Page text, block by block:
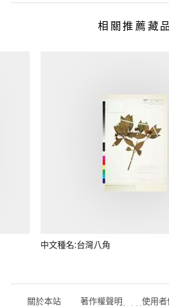
相關推薦藏
中文種名:台灣八角
關於本站 著作權聲明 使用